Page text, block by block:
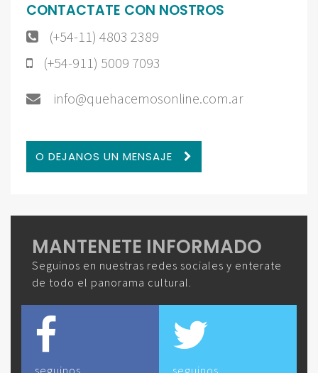
CONTACTATE CON NOSTROS
(+54-11) 4803 2389
(+54-911) 5009 7093
info@quehacemosonline.com.ar
O DEJANOS UN MENSAJE
MANTENETE INFORMADO
Seguinos en nuestras redes sociales y enterate
de todo el panorama cultural.